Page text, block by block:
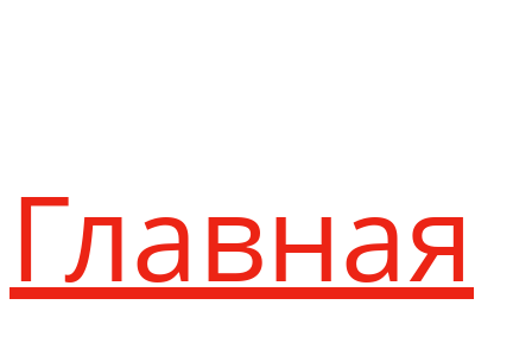
Главная